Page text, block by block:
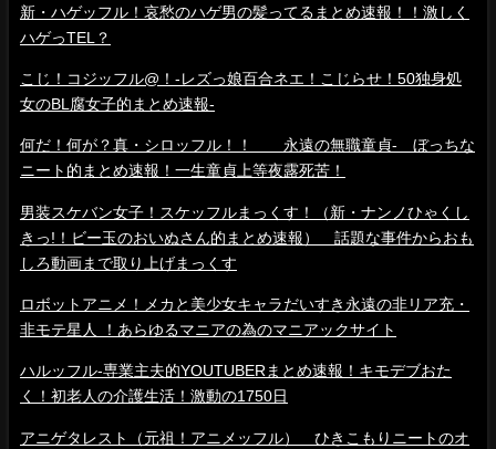
新・ハゲッフル！哀愁のハゲ男の髪ってるまとめ速報！！激しく
ハゲっTEL？
こじ！コジッフル@！-レズっ娘百合ネエ！こじらせ！50独身処
女のBL腐女子的まとめ速報-
何だ！何が？真・シロッフル！！ 永遠の無職童貞- ぼっちな
ニート的まとめ速報！一生童貞上等夜露死苦！
男装スケバン女子！スケッフルまっくす！（新・ナンノひゃくし
きっ!！ビー玉のおいぬさん的まとめ速報） 話題な事件からおも
しろ動画まで取り上げまっくす
ロボットアニメ！メカと美少女キャラだいすき永遠の非リア充・
非モテ星人 ！あらゆるマニアの為のマニアックサイト
ハルッフル-専業主夫的YOUTUBERまとめ速報！キモデブおた
く！初老人の介護生活！激動の1750日
アニゲタレスト（元祖！アニメッフル） ひきこもりニートのオ